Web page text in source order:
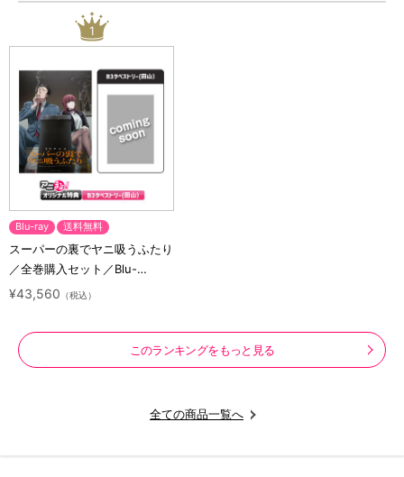
1
Blu-ray 送料無料
スーパーの裏でヤニ吸うふたり
／全巻購入セット／Blu-
ray（アニまるっ！オリジナル
¥43,560 （税込）
このランキングをもっと見る
全ての商品一覧へ